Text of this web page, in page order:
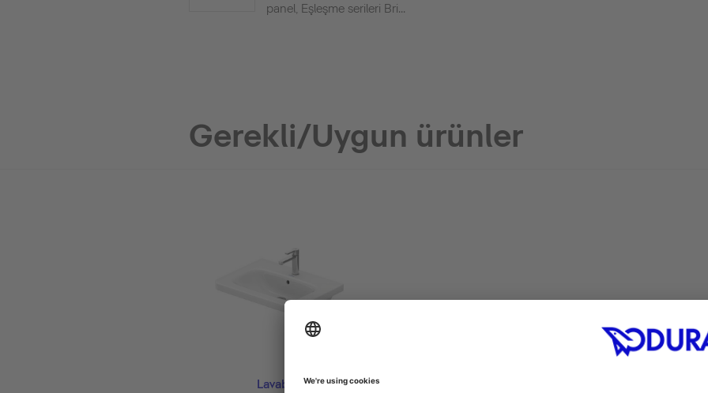
panel, Eşleşme serileri Bri...
Gerekli/Uygun ürünler
Lavabo